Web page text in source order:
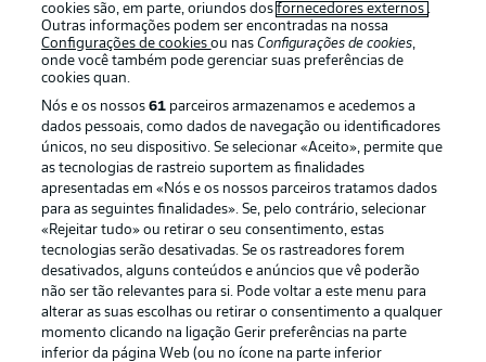
Publicidade Avisos legais
Gerir preferências Aviso de privacidade
Emissoras
Trabalhe conosco Marca
cookies são, em parte, oriundos dosfornecedores externos .
Outras informações podem ser encontradas na nossa
Configurações de cookiesou nasConfigurações de cookies,
onde você também pode gerenciar suas preferências de
cookies quan.
Nós e os nossos61 parceiros armazenamos e acedemos a
dados pessoais, como dados de navegação ou identificadores
únicos, no seu dispositivo. Se selecionar «Aceito», permite que
as tecnologias de rastreio suportem as finalidades
apresentadas em «Nós e os nossos parceiros tratamos dados
para as seguintes finalidades». Se, pelo contrário, selecionar
«Rejeitar tudo» ou retirar o seu consentimento, estas
tecnologias serão desativadas. Se os rastreadores forem
desativados, alguns conteúdos e anúncios que vê poderão
não ser tão relevantes para si. Pode voltar a este menu para
alterar as suas escolhas ou retirar o consentimento a qualquer
momento clicando na ligação Gerir preferências na parte
inferior da página Web (ou no ícone na parte inferior